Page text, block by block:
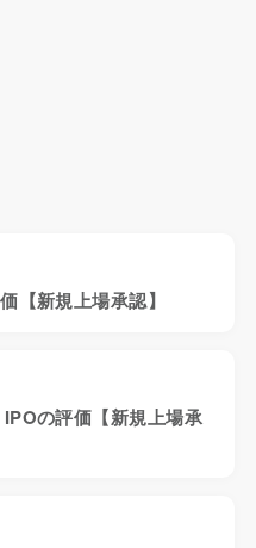
【新規上場承認】
の評価【新規上場承